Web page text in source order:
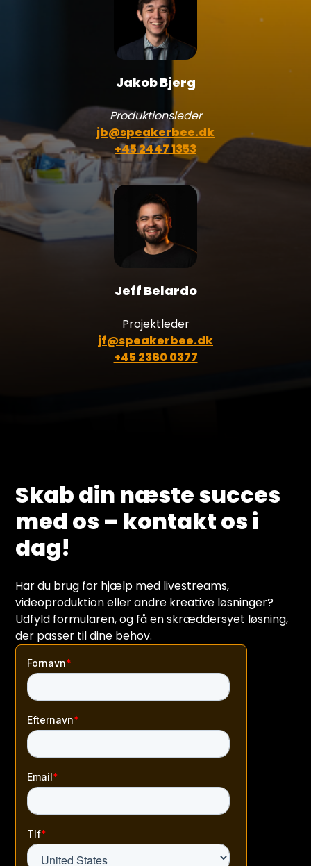
Jakob Bjerg
Produktionsleder
jb@speakerbee.dk
+45 2447 1353
Jeff Belardo
Projektleder
jf@speakerbee.dk
+45 2360 0377
Skab din næste succes
med os – kontakt os i
dag!
Har du brug for hjælp med livestreams,
videoproduktion eller andre kreative løsninger?
Udfyld formularen, og få en skræddersyet løsning,
der passer til dine behov.